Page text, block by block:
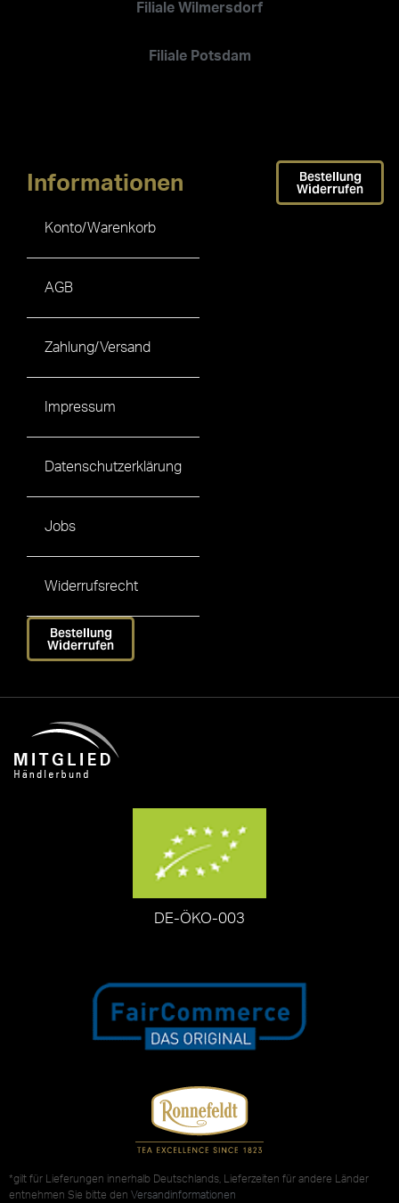
Filiale Wilmersdorf
Filiale Potsdam
Informationen
Konto/Warenkorb
AGB
Zahlung/Versand
Impressum
Datenschutzerklärung
Jobs
Widerrufsrecht
Bestellung
Widerrufen
Bestellung
Widerrufen
DE-ÖKO-003
*gilt für Lieferungen innerhalb Deutschlands, Lieferzeiten für andere Länder
entnehmen Sie bitte den Versandinformationen